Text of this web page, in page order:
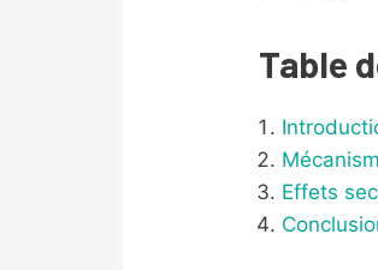
Table
Effets